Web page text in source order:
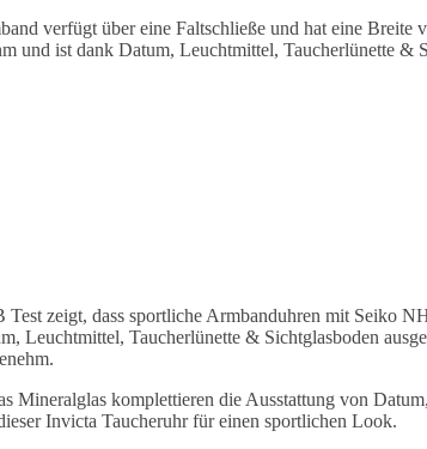
verfügt über eine Faltschließe und hat eine
ist dank Datum, Leuchtmittel, Taucherlünette &
zeigt, dass sportliche Armbanduhren mit Seiko
Leuchtmittel, Taucherlünette & Sichtglasboden
Mineralglas komplettieren die Ausstattung von
Invicta Taucheruhr für einen sportlichen Look.